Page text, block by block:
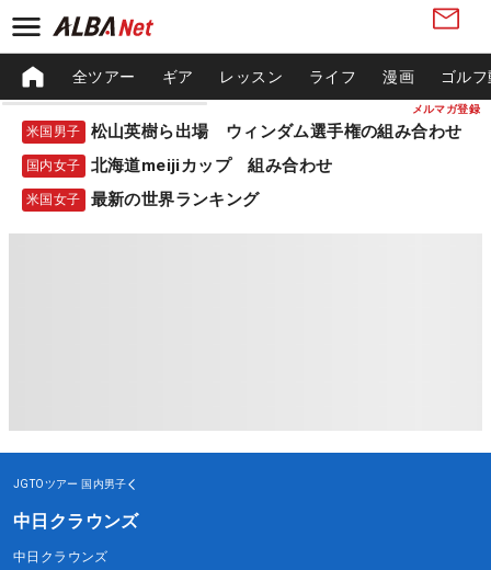
メルマガ登録
全ツアー ギア レッスン ライフ 漫画 ゴル
米国男子 松山英樹ら出場 ウィンダム選手権の組み合わせ
国内女子 北海道meijiカップ 組み合わせ
米国女子 最新の世界ランキング
JGTOツアー 国内男子
中日クラウンズ
中日クラウンズ